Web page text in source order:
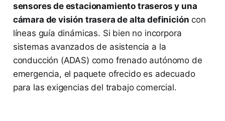
sensores de estacionamiento traseros y una
cámara de visión trasera de alta definición con
líneas guía dinámicas. Si bien no incorpora
sistemas avanzados de asistencia a la
conducción (ADAS) como frenado autónomo de
emergencia, el paquete ofrecido es adecuado
para las exigencias del trabajo comercial.